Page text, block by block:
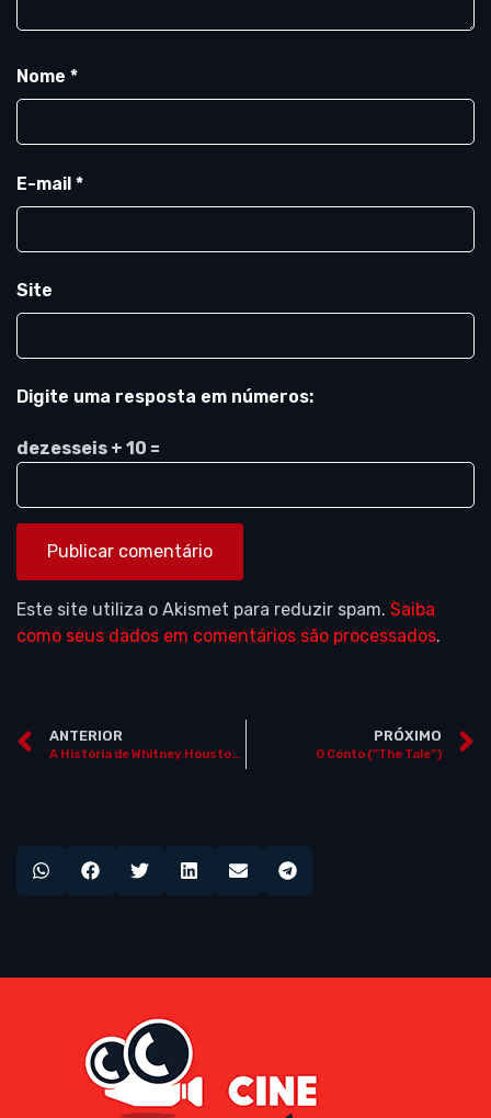
Nome *
E-mail *
Site
Digite uma resposta em números:
dezesseis + 10 =
Este site utiliza o Akismet para reduzir spam. Saiba
como seus dados em comentários são processados.
ANTERIOR
A História de Whitney Houston (“I Wanna Dance With Somebody”)
PRÓXIMO
O Conto (“The Tale”)